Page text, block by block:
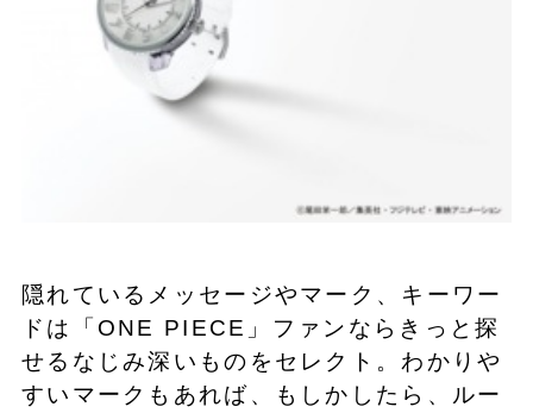
​隠れているメッセージやマーク、キーワー
ドは「ONE PIECE」ファンならきっと探
せるなじみ深いものをセレクト。わかりや
すいマークもあれば、もしかしたら、ルー